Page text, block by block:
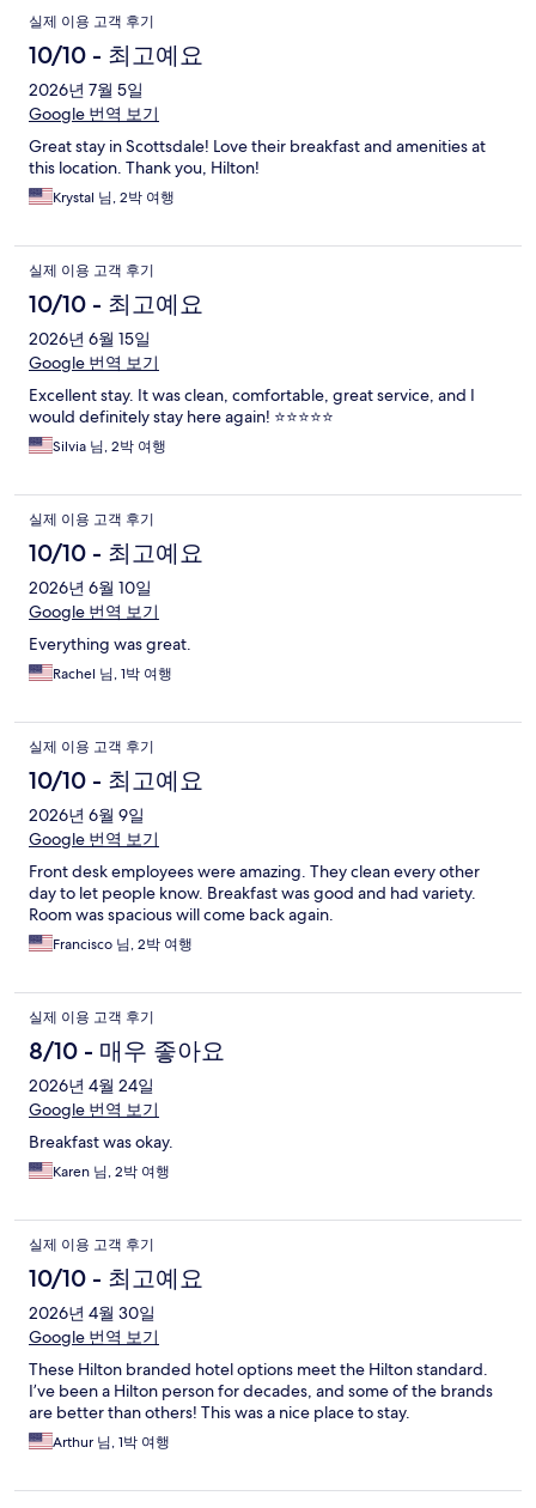
실제 이용 고객 후기
10/10 - 최고예요
2026년 7월 5일
Google 번역 보기
Great stay in Scottsdale! Love their breakfast and amenities at
this location. Thank you, Hilton!
Krystal 님, 2박 여행
실제 이용 고객 후기
10/10 - 최고예요
2026년 6월 15일
Google 번역 보기
Excellent stay. It was clean, comfortable, great service, and I
would definitely stay here again! ⭐⭐⭐⭐⭐
Silvia 님, 2박 여행
실제 이용 고객 후기
10/10 - 최고예요
2026년 6월 10일
Google 번역 보기
Everything was great.
Rachel 님, 1박 여행
실제 이용 고객 후기
10/10 - 최고예요
2026년 6월 9일
Google 번역 보기
Front desk employees were amazing. They clean every other
day to let people know. Breakfast was good and had variety.
Room was spacious will come back again.
Francisco 님, 2박 여행
실제 이용 고객 후기
8/10 - 매우 좋아요
2026년 4월 24일
Google 번역 보기
Breakfast was okay.
Karen 님, 2박 여행
실제 이용 고객 후기
10/10 - 최고예요
2026년 4월 30일
Google 번역 보기
These Hilton branded hotel options meet the Hilton standard.
I’ve been a Hilton person for decades, and some of the brands
are better than others! This was a nice place to stay.
Arthur 님, 1박 여행